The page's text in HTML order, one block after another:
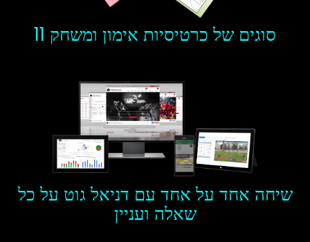
11 סוגים של כרטיסיות אימון ומשחק
שיחה אחד על אחד עם דניאל גוט על כל
שאלה ועניין